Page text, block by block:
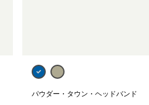
パウダー・タウン・ヘッドバンド